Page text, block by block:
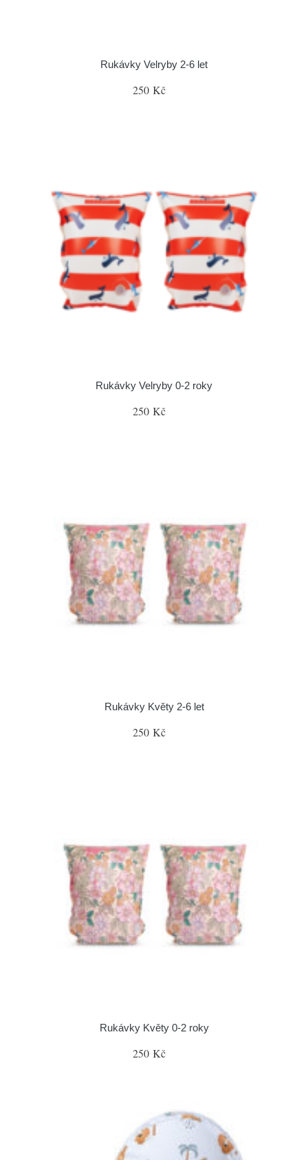
Rukávky Velryby 2-6 let
250 Kč
Rukávky Velryby 0-2 roky
250 Kč
Rukávky Květy 2-6 let
250 Kč
Rukávky Květy 0-2 roky
250 Kč